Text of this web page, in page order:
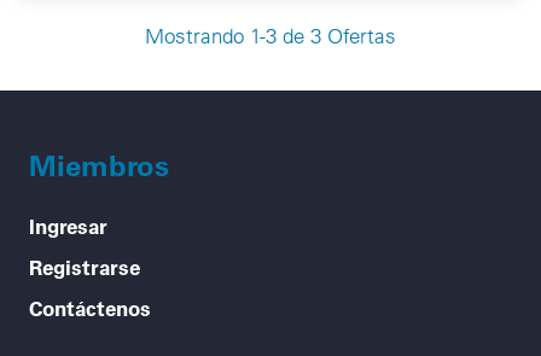
Mostrando 1-3 de 3 Ofertas
Miembros
Ingresar
Registrarse
Contáctenos